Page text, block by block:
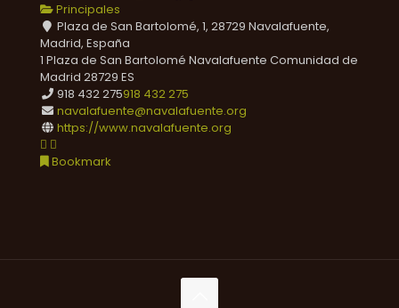
Principales
Plaza de San Bartolomé, 1, 28729 Navalafuente,
Madrid, España
1 Plaza de San Bartolomé Navalafuente Comunidad de
Madrid 28729 ES
918 432 275918 432 275
navalafuente@navalafuente.org
https://www.navalafuente.org
Bookmark